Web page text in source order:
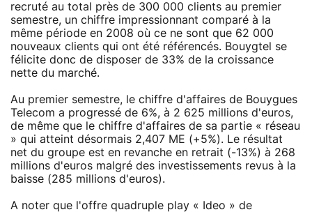
recruté au total près de 300 000 clients au premier
semestre, un chiffre impressionnant comparé à la
même période en 2008 où ce ne sont que 62 000
nouveaux clients qui ont été référencés. Bouygtel se
félicite donc de disposer de 33% de la croissance
nette du marché.
Au premier semestre, le chiffre d'affaires de Bouygues
Telecom a progressé de 6%, à 2 625 millions d'euros,
de même que le chiffre d'affaires de sa partie « réseau
» qui atteint désormais 2,407 ME (+5%). Le résultat
net du groupe est en revanche en retrait (-13%) à 268
millions d'euros malgré des investissements revus à la
baisse (285 millions d'euros).
A noter que l'offre quadruple play « Ideo » de